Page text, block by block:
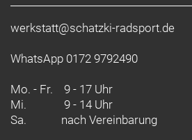
werkstatt@schatzki-radsport.de
WhatsApp 0172 9792490
Mo. - Fr. 9 - 17 Uhr
Mi.
9 - 14 Uhr
Sa.
nach Vereinbarung